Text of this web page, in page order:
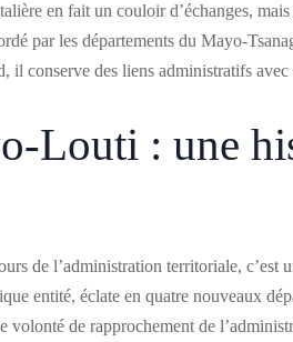
en fait un couloir d’échanges,
par les départements du Mayo-
il conserve des liens administratifs
Louti : une
de l’administration territoriale, c’est
entité, éclate en quatre nouveaux
de rapprochement de